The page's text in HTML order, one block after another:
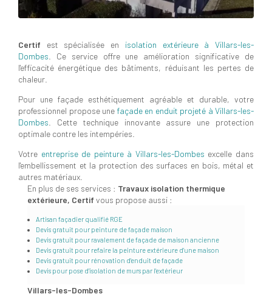
Certif est spécialisée en isolation extérieure à Villars-les-
Dombes . Ce service offre une amélioration significative de
l'efficacité énergétique des bâtiments, réduisant les pertes de
chaleur.
Pour une façade esthétiquement agréable et durable, votre
professionnel propose une façade en enduit projeté à Villars-les-
Dombes . Cette technique innovante assure une protection
optimale contre les intempéries.
Votre entreprise de peinture à Villars-les-Dombes excelle dans
l'embellissement et la protection des surfaces en bois, métal et
autres matériaux.
En plus de ses services : Travaux isolation thermique
extérieure, Certif vous propose aussi :
Artisan façadier qualifié RGE
Devis gratuit pour peinture de façade maison
Devis gratuit pour ravalement de façade de maison ancienne
Devis gratuit pour refaire la peinture extérieure d'une maison
Devis gratuit pour rénovation d'enduit de façade
Devis pour pose d'isolation de murs par l'extérieur
Villars-les-Dombes